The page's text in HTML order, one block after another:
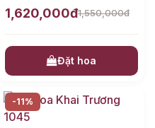
1,620,000đ1,550,000đ
Đặt hoa
-11%